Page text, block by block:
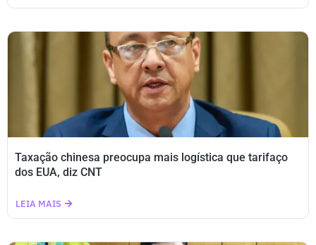
Taxação chinesa preocupa mais logística que tarifaço
dos EUA, diz CNT
LEIA MAIS